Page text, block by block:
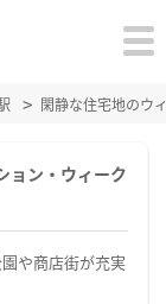
閑静な住宅地のウ
ョン・ウィーク
や商店街が充実